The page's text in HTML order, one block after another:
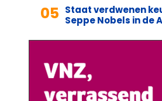
05 Staat verdwenen
Seppe Nobels in de